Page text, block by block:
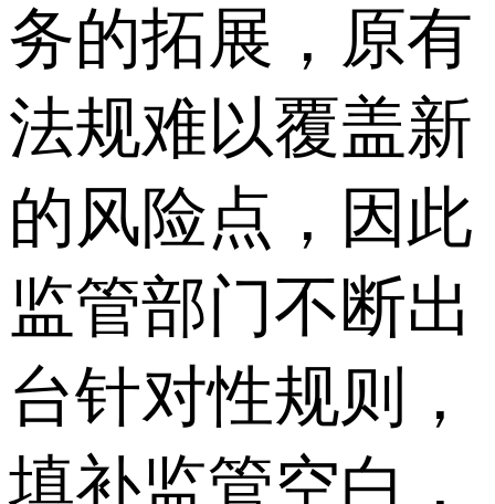
务的拓展，原有
法规难以覆盖新
的风险点，因此
监管部门不断出
台针对性规则，
填补监管空白，